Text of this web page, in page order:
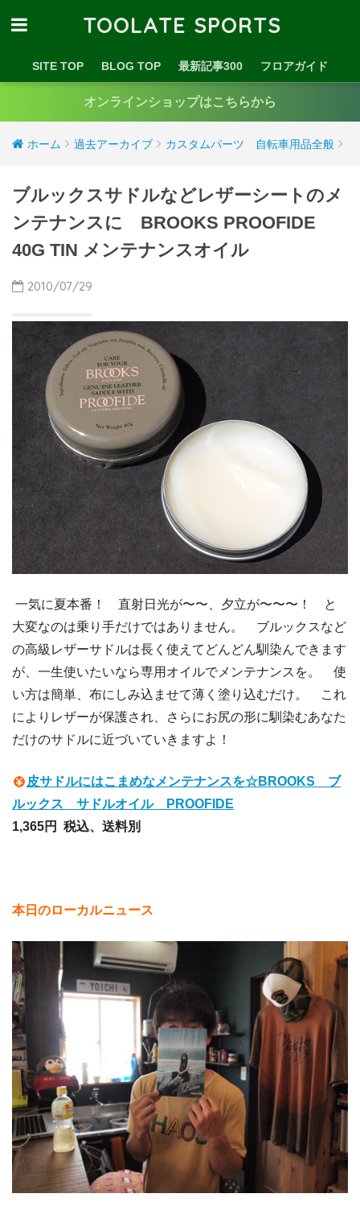
TOOLATE SPORTS
SITE TOP BLOG TOP 最新記事300 フロアガイド
オンラインショップはこちらから
ホーム 過去アーカイブ カスタムパーツ 自転車用品全般
ブルックスサドルなどレザーシートのメ
ンテナンスに BROOKS PROOFIDE
40G TIN メンテナンスオイル
2010/07/29
一気に夏本番！ 直射日光が〜〜、夕立が〜〜〜！ と
大変なのは乗り手だけではありません。 ブルックスなど
の高級レザーサドルは長く使えてどんどん馴染んできます
が、一生使いたいなら専用オイルでメンテナンスを。 使
い方は簡単、布にしみ込ませて薄く塗り込むだけ。 これ
によりレザーが保護され、さらにお尻の形に馴染むあなた
だけのサドルに近づいていきますよ！
皮サドルにはこまめなメンテナンスを☆BROOKS ブ
ルックス サドルオイル PROOFIDE
1,365円 税込、送料別
本日のローカルニュース